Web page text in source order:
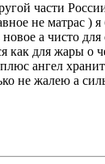
части
не матрас
а чисто
для жары о
ангел
не жалею а